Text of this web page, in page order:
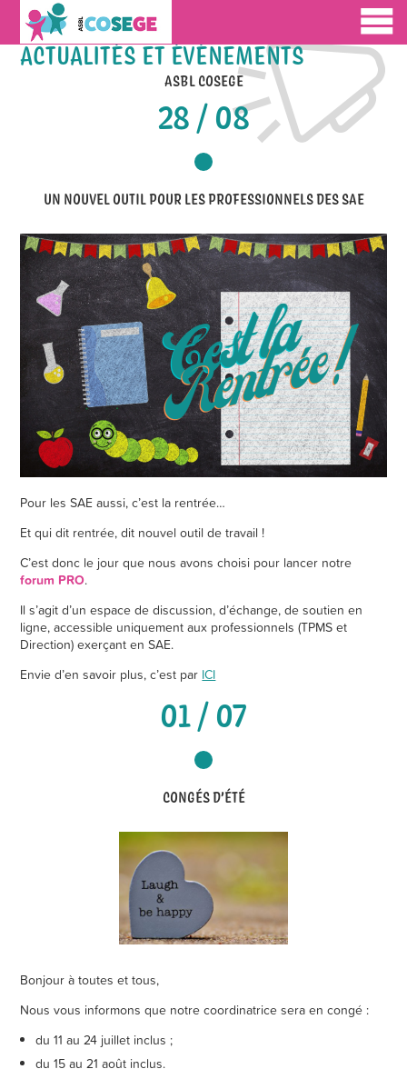
ACTUALITÉS ET ÉVÉNEMENTS
ASBL COSEGE
28 / 08
UN NOUVEL OUTIL POUR LES PROFESSIONNELS DES SAE
Pour les SAE aussi, c’est la rentrée…
Et qui dit rentrée, dit nouvel outil de travail !
C’est donc le jour que nous avons choisi pour lancer notre
forum PRO.
Il s’agit d’un espace de discussion, d’échange, de soutien en
ligne, accessible uniquement aux professionnels (TPMS et
Direction) exerçant en SAE.
Envie d’en savoir plus, c’est par ICI
01 / 07
CONGÉS D’ÉTÉ
Bonjour à toutes et tous,
Nous vous informons que notre coordinatrice sera en congé :
du 11 au 24 juillet inclus ;
du 15 au 21 août inclus.